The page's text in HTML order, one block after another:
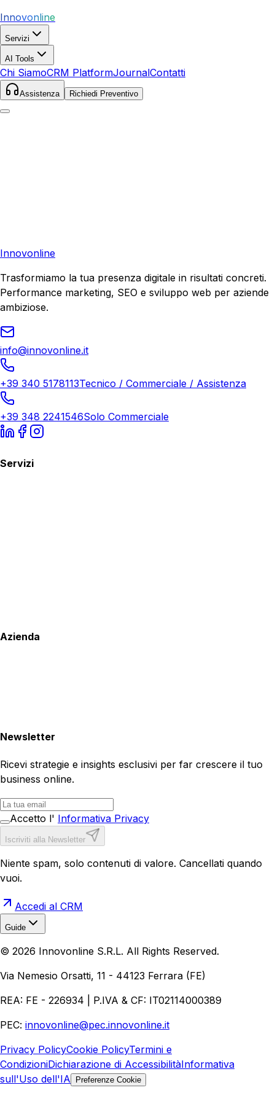
Innovonline
Servizi
AI Tools
Chi SiamoCRM PlatformJournalContatti
Assistenza Richiedi Preventivo
Innovonline
Trasformiamo la tua presenza digitale in risultati concreti.
Performance marketing, SEO e sviluppo web per aziende
ambiziose.
info@innovonline.it
+39 340 5178113Tecnico / Commerciale / Assistenza
+39 348 2241546Solo Commerciale
Servizi
Azienda
Newsletter
Ricevi strategie e insights esclusivi per far crescere il tuo
business online.
Accetto l' Informativa Privacy
Iscriviti alla Newsletter
Niente spam, solo contenuti di valore. Cancellati quando
vuoi.
Accedi al CRM
Guide
Aziende Quanto Costa un Sito WebCome Fare
EcommerceMarketing Digitale
© 2026 Innovonline S.R.L. All Rights Reserved.
Via Nemesio Orsatti, 11 - 44123 Ferrara (FE)
REA: FE - 226934 | P.IVA & CF: IT02114000389
PEC: innovonline@pec.innovonline.it
Privacy PolicyCookie PolicyTermini e
CondizioniDichiarazione di AccessibilitàInformativa
sull'Uso dell'IA
Preferenze Cookie